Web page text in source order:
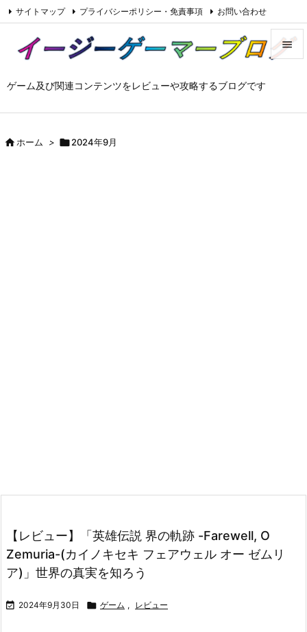
ゲーム及び関連コンテンツをレビューや攻略するブログです

サイトマップ プライバシーポリシー・免責事項 お問い合わせ
RSS
ホーム > 2024年9月
【レビュー】「英雄伝説 界の軌跡 -Farewell, O
Zemuria-(カイノキセキ フェアウェル オー ゼムリ
ア)」世界の真実を知ろう
 2024年9月30日  ゲーム , レビュー